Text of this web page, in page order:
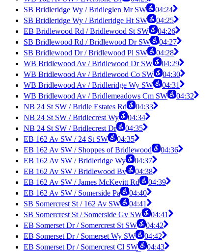
SB Bridleridge Wy / Bridleglen Mr SW
04:24
SB Bridleridge Wy / Bridleridge Ht SW
04:25
EB Bridlewood Rd / Bridlewood St SW
04:26
SB Bridlewood Rd / Bridlewood Dr SW
04:27
SB Bridlewood Dr / Bridlewood Pl SW
04:28
WB Bridlewood Av / Bridlewood Dr SW
04:29
WB Bridlewood Av / Bridlewood Co SW
04:30
WB Bridlewood Av / Bridleridge Wy SW
04:31
WB Bridlewood Av / Bridlemeadows Cm SW
04:32
NB 24 St SW / Bridle Estates Rd
04:33
NB 24 St SW / Bridlecrest Wy
04:34
NB 24 St SW / Bridlecrest Dr
04:35
EB 162 Av SW / 24 St SW
04:35
EB 162 Av SW / Shoppes of Bridlewood
04:36
EB 162 Av SW / Bridleridge Wy
04:37
EB 162 Av SW / Bridlewood Bv
04:38
EB 162 Av SW / James McKevitt Rd
04:39
EB 162 Av SW / Somerside Pa
04:40
SB Somercrest St / 162 Av SW
04:41
SB Somercrest St / Somerside Gv SW
04:41
EB Somerset Dr / Somercrest St SW
04:42
EB Somerset Dr / Somerset Wy SW
04:42
EB Somerset Dr / Somercrest Cl SW
04:43